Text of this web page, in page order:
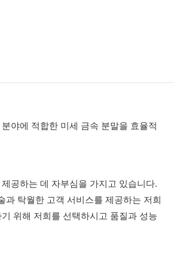
야에 적합한 미세 금속 분말을 효율적
공하는 데 자부심을 가지고 있습니다.
탁월한 고객 서비스를 제공하는 저희
위해 저희를 선택하시고 품질과 성능